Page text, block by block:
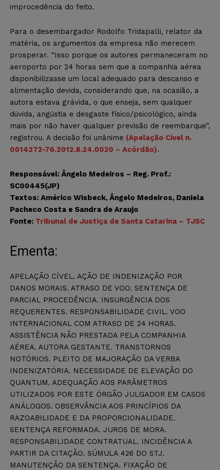
improcedência do feito.
Para o desembargador Rodolfo Tridapalli, relator da
matéria, os argumentos da empresa não merecem
prosperar. “Isso porque os autores permaneceram no
aeroporto por 24 horas sem que a companhia aérea
disponibilizasse um local adequado para descanso e
alimentação devida, considerando que, na ocasião, a
autora estava grávida, o que enseja, sem qualquer
dúvida, angústia e desgaste físico/psicológico, ainda
mais por não haver qualquer previsão de reembarque”,
registrou. A decisão foi unânime (Apelação Cível n.
0014272-76.2012.8.24.0020 – Acórdão).
Responsável: Ângelo Medeiros – Reg. Prof.:
SC00445(JP)
Textos: Américo Wisbeck, Ângelo Medeiros, Daniela
Pacheco Costa e Sandra de Araujo
Fonte: Tribunal de Justiça de Santa Catarina – TJSC
Ementa:
APELAÇÃO CÍVEL. AÇÃO DE INDENIZAÇÃO POR
DANOS MORAIS. ATRASO DE VOO. SENTENÇA DE
PARCIAL PROCEDÊNCIA. INSURGÊNCIA DOS
REQUERENTES. RESPONSABILIDADE CIVIL. VOO
INTERNACIONAL COM ATRASO DE 24 HORAS.
ASSISTÊNCIA NÃO PRESTADA PELA COMPANHIA
AÉREA. AUTORA GESTANTE. TRANSTORNOS
NOTÓRIOS. PLEITO DE MAJORAÇÃO DA VERBA
INDENIZATÓRIA. NECESSIDADE DE ELEVAÇÃO DO
QUANTUM. ADEQUAÇÃO AOS PARÂMETROS
UTILIZADOS POR ESTE ÓRGÃO JULGADOR EM CASOS
ANÁLOGOS. OBSERVÂNCIA AOS PRINCÍPIOS DA
RAZOABILIDADE E DA PROPORCIONALIDADE.
SENTENÇA REFORMADA. JUROS DE MORA.
RESPONSABILIDADE CONTRATUAL. INCIDÊNCIA A
PARTIR DA CITAÇÃO. SÚMULA 426 DO STJ.
MANUTENÇÃO DA SENTENÇA. FIXAÇÃO DE